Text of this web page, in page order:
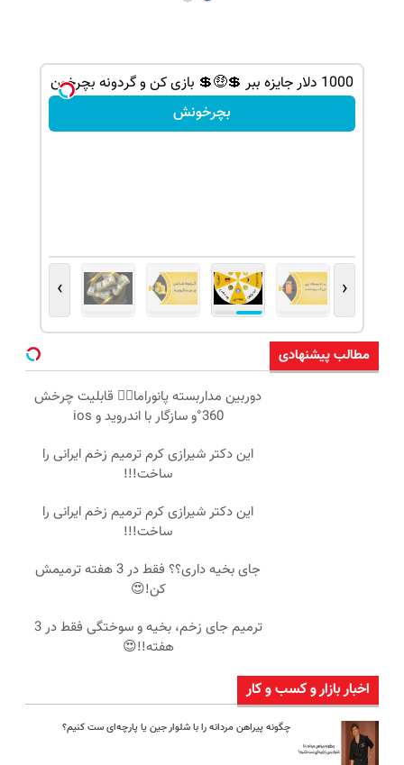
1000 دلار جایزه ببر 💲🤑💲 بازی کن و گردونه بچرخون
بچرخونش
‹
›
مطالب پیشنهادی
دوربین مداربسته پانوراما👈🏻 قابلیت چرخش
360°و سازگار با اندروید و ios
این دکتر شیرازی کرم ترمیم زخم ایرانی را
ساخت!!!
این دکتر شیرازی کرم ترمیم زخم ایرانی را
ساخت!!!
جای بخیه داری؟؟ فقط در 3 هفته ترمیمش
کن!😍
ترمیم جای زخم، بخیه و سوختگی فقط در 3
هفته!!😍
اخبار بازار و کسب و کار
چگونه پیراهن مردانه را با شلوار جین یا پارچه‌ای ست کنیم؟